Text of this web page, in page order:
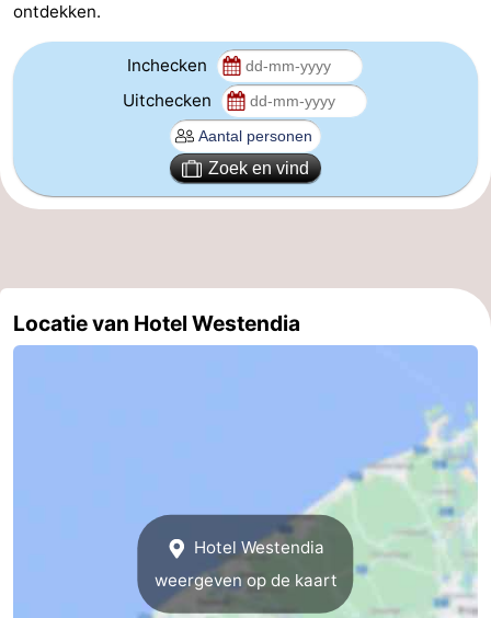
Medische
adressen
Regio
Vlaanderen
-
Brugge
-
Ieper
De
ontdekken.
Inchecken
Uitchecken
Zoek en vind
Locatie van Hotel Westendia
Hotel Westendia
weergeven op de kaart